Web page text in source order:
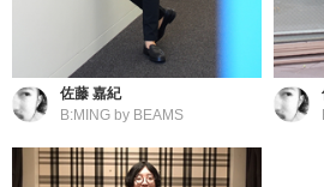
佐藤 嘉紀
B:MING by BEAMS